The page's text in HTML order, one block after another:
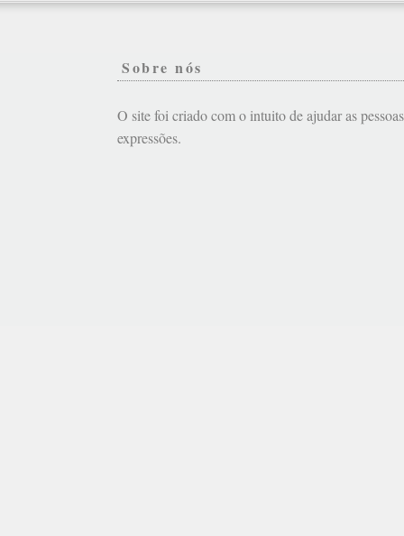
Sobre nós
O site foi criado com o intuito de ajudar as
expressões.